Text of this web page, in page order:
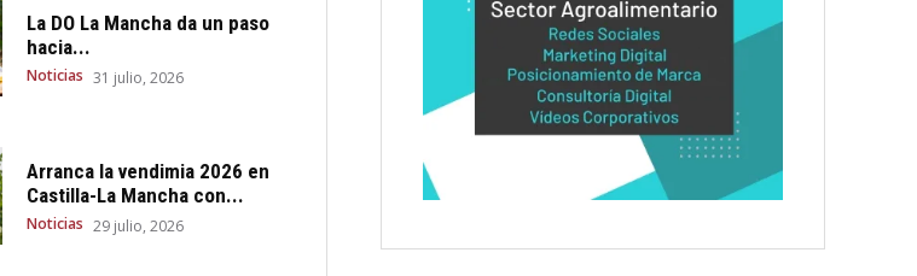
La DO La Mancha da un paso
hacia...
Noticias 31 julio, 2026
Arranca la vendimia 2026 en
Castilla-La Mancha con...
Noticias 29 julio, 2026